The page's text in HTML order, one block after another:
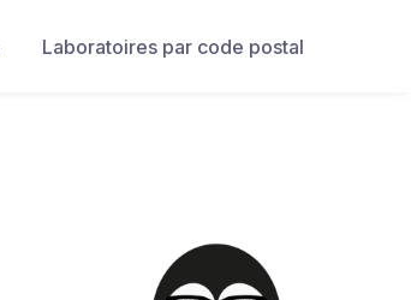
Laboratoires par code postal